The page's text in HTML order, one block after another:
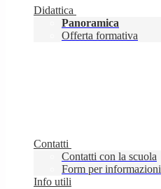
Didattica
Panoramica
Offerta formativa
Contatti
Contatti con la scuola
Form per informazioni
Info utili